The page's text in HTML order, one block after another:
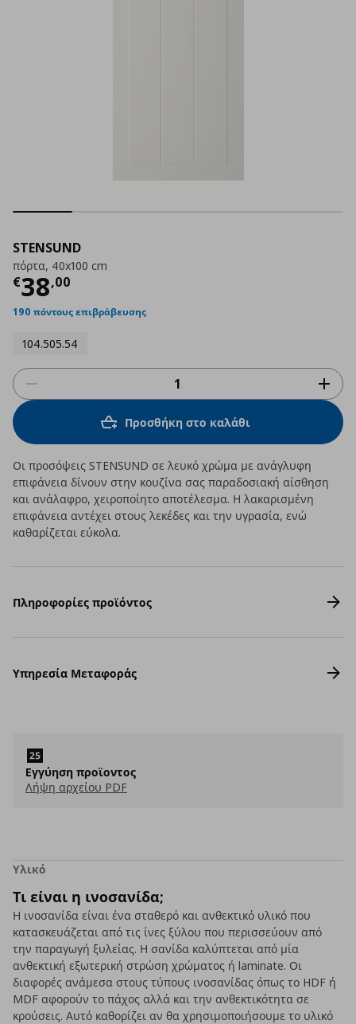
STENSUND
πόρτα, 40x100 cm
€38,00
Τρέχουσα τιμή
190 πόντους επιβράβευσης
104.505.54
Προσθήκη στο καλάθι
Οι προσόψεις STENSUND σε λευκό χρώμα με ανάγλυφη
επιφάνεια δίνουν στην κουζίνα σας παραδοσιακή αίσθηση
και ανάλαφρο, χειροποίητο αποτέλεσμα. Η λακαρισμένη
επιφάνεια αντέχει στους λεκέδες και την υγρασία, ενώ
καθαρίζεται εύκολα.
Πληροφορίες προϊόντος
Υπηρεσία Μεταφοράς
Eγγύηση προϊοντος
Λήψη αρχείου PDF
Υλικό
Τι είναι η ινοσανίδα;
Η ινοσανίδα είναι ένα σταθερό και ανθεκτικό υλικό που
κατασκευάζεται από τις ίνες ξύλου που περισσεύουν από
την παραγωγή ξυλείας. Η σανίδα καλύπτεται από μία
ανθεκτική εξωτερική στρώση χρώματος ή laminate. Οι
διαφορές ανάμεσα στους τύπους ινοσανίδας όπως το HDF ή
MDF αφορούν το πάχος αλλά και την ανθεκτικότητα σε
κρούσεις. Αυτό καθορίζει αν θα χρησιμοποιήσουμε το υλικό